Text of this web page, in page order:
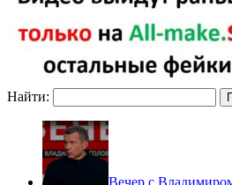
Найти:
Вечер с